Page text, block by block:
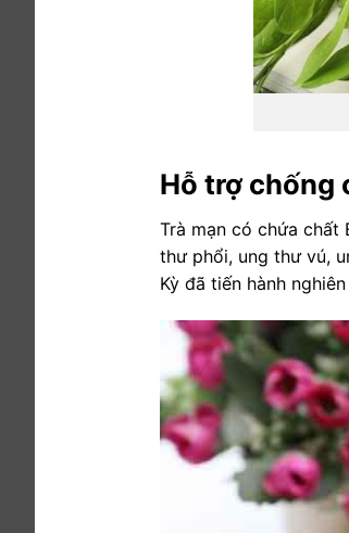
Hỗ trợ chống
Trà mạn có chứa chất
thư phổi, ung thư vú,
Kỳ đã tiến hành